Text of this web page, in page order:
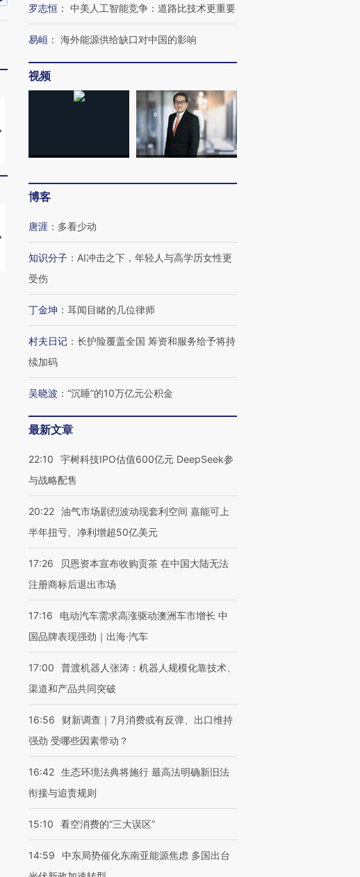
视线｜HYROX的吸金
心“花钱找虐”？
马航飞行员跨国走私7万
粒摇头丸 尿检体内含3种
毒品
视线｜被称为“蟑螂”的印
度Z世代 用街头抗争将教
育部长拱下台
【推广】走进第四届链博
会，让数智科技“链”接产
【特别呈现】寻找100种
有意思的生活方式·第三对
CFO：不靠规模取胜，华
住三大增长引擎是什么？
罗志恒 ： 中美人工智能竞争：道路比技术更重要
易峘 ： 海外能源供给缺口对中国的影响
视频
博客
唐涯 ： 多看少动
知识分子 ： AI冲击之下，年轻人与高学历女性更
受伤
丁金坤 ： 耳闻目睹的几位律师
村夫日记 ： 长护险覆盖全国 筹资和服务给予将持
续加码
吴晓波 ： “沉睡”的10万亿元公积金
最新文章
22:10
宇树科技IPO估值600亿元 DeepSeek参
与战略配售
20:22 油气市场剧烈波动现套利空间 嘉能可上
半年扭亏、净利增超50亿美元
17:26
贝恩资本宣布收购贡茶 在中国大陆无法
注册商标后退出市场
17:16
电动汽车需求高涨驱动澳洲车市增长 中
国品牌表现强劲｜出海·汽车
17:00
普渡机器人张涛：机器人规模化靠技术、
渠道和产品共同突破
16:56
财新调查｜7月消费或有反弹、出口维持
强劲 受哪些因素带动？
16:42 生态环境法典将施行 最高法明确新旧法
衔接与追责规则
15:10 看空消费的“三大误区”
14:59
中东局势催化东南亚能源焦虑 多国出台